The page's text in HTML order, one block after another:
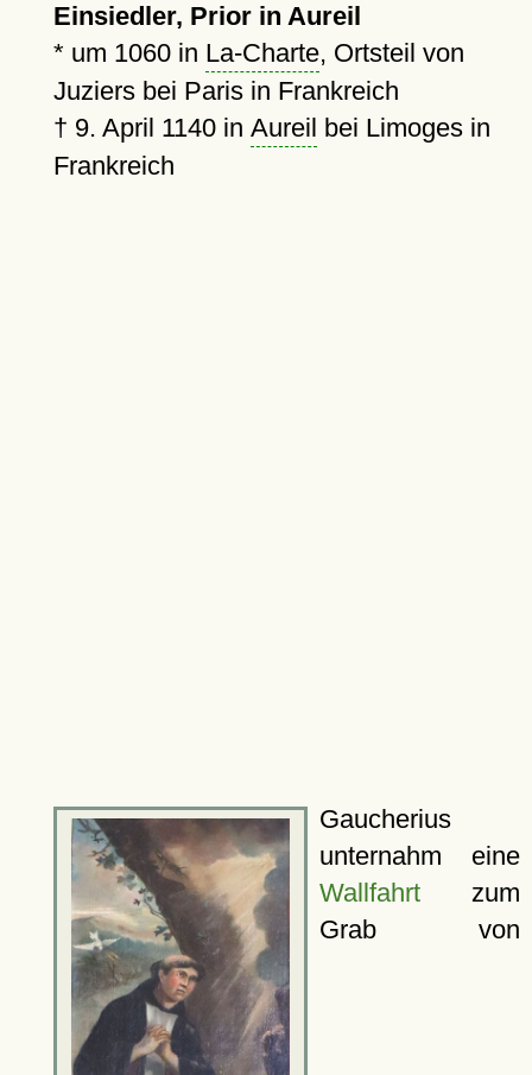
Einsiedler, Prior in Aureil
* um 1060in La-Charte, Ortsteil von
Juziers bei Paris in Frankreich
† 9. April 1140in Aureil bei Limoges in
Frankreich
Gaucherius
unternahm eine
Wallfahrtzum
Grab von